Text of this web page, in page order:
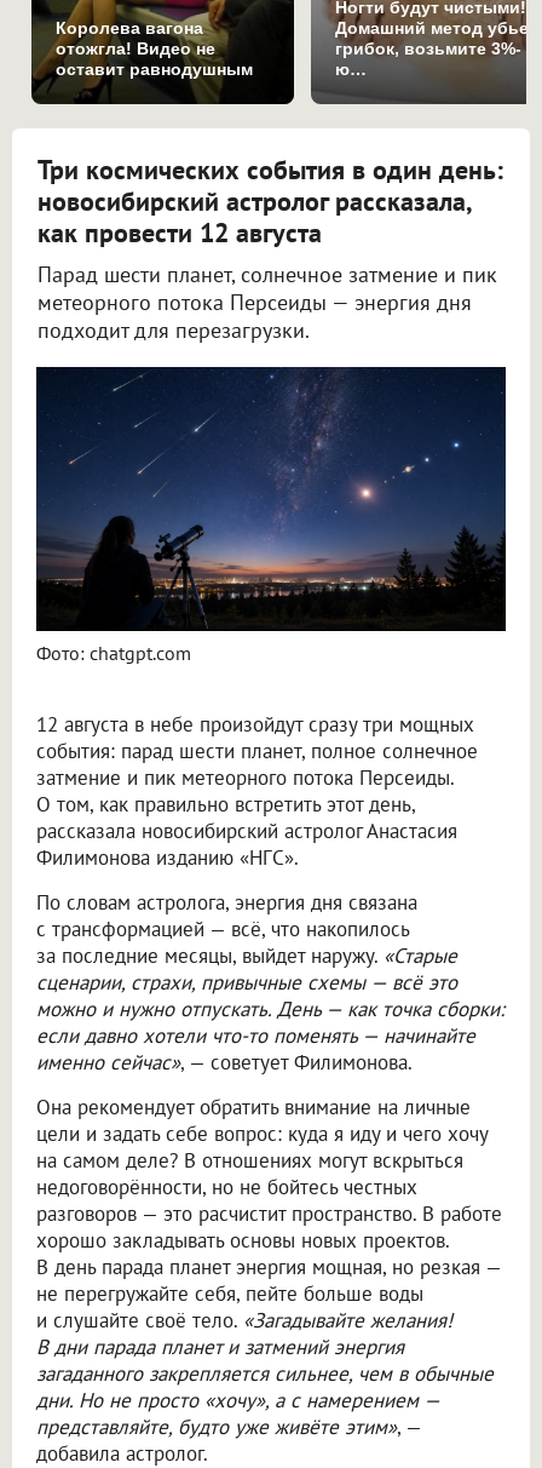
Королева вагона
отожгла! Видео не
оставит равнодушным
Ногти будут чистыми!
Домашний метод убьет
грибок, возьмите 3%-
ю…
Три космических события в один день:
новосибирский астролог рассказала,
как провести 12 августа
Парад шести планет, солнечное затмение и пик
метеорного потока Персеиды — энергия дня
подходит для перезагрузки.
Фото: chatgpt.com
12 августа в небе произойдут сразу три мощных
события: парад шести планет, полное солнечное
затмение и пик метеорного потока Персеиды.
О том, как правильно встретить этот день,
рассказала новосибирский астролог Анастасия
Филимонова изданию «НГС».
По словам астролога, энергия дня связана
с трансформацией — всё, что накопилось
за последние месяцы, выйдет наружу. «Старые
сценарии, страхи, привычные схемы — всё это
можно и нужно отпускать. День — как точка сборки:
если давно хотели что-то поменять — начинайте
именно сейчас», — советует Филимонова.
Она рекомендует обратить внимание на личные
цели и задать себе вопрос: куда я иду и чего хочу
на самом деле? В отношениях могут вскрыться
недоговорённости, но не бойтесь честных
разговоров — это расчистит пространство. В работе
хорошо закладывать основы новых проектов.
В день парада планет энергия мощная, но резкая —
не перегружайте себя, пейте больше воды
и слушайте своё тело. «Загадывайте желания!
В дни парада планет и затмений энергия
загаданного закрепляется сильнее, чем в обычные
дни. Но не просто «хочу», а с намерением —
представляйте, будто уже живёте этим», —
добавила астролог.